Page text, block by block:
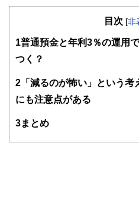
知識がない方でも理解で
関わることで、読者目線
FinancialFieldの特徴は、
目次 [非
1 普通預金と年利3％の運用
つく？
2 「減るのが怖い」という
にも注意点がある
3まとめ